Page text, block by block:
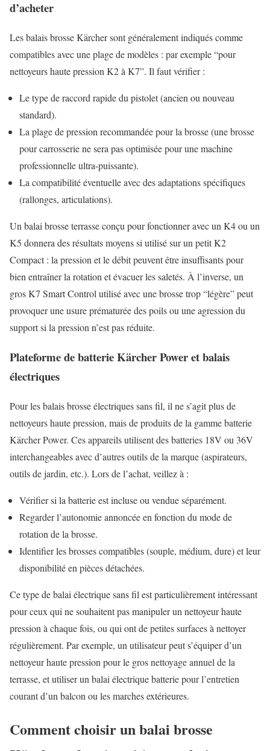
d’acheter
Les balais brosse Kärcher sont généralement indiqués comme
compatibles avec une plage de modèles : par exemple “pour
nettoyeurs haute pression K2 à K7”. Il faut vérifier :
Le type de raccord rapide du pistolet (ancien ou nouveau
standard).
La plage de pression recommandée pour la brosse (une brosse
pour carrosserie ne sera pas optimisée pour une machine
professionnelle ultra-puissante).
La compatibilité éventuelle avec des adaptations spécifiques
(rallonges, articulations).
Un balai brosse terrasse conçu pour fonctionner avec un K4 ou un
K5 donnera des résultats moyens si utilisé sur un petit K2
Compact : la pression et le débit peuvent être insuffisants pour
bien entraîner la rotation et évacuer les saletés. À l’inverse, un
gros K7 Smart Control utilisé avec une brosse trop “légère” peut
provoquer une usure prématurée des poils ou une agression du
support si la pression n’est pas réduite.
Plateforme de batterie Kärcher Power et balais
électriques
Pour les balais brosse électriques sans fil, il ne s’agit plus de
nettoyeurs haute pression, mais de produits de la gamme batterie
Kärcher Power. Ces appareils utilisent des batteries 18V ou 36V
interchangeables avec d’autres outils de la marque (aspirateurs,
outils de jardin, etc.). Lors de l’achat, veillez à :
Vérifier si la batterie est incluse ou vendue séparément.
Regarder l’autonomie annoncée en fonction du mode de
rotation de la brosse.
Identifier les brosses compatibles (souple, médium, dure) et leur
disponibilité en pièces détachées.
Ce type de balai électrique sans fil est particulièrement intéressant
pour ceux qui ne souhaitent pas manipuler un nettoyeur haute
pression à chaque fois, ou qui ont de petites surfaces à nettoyer
régulièrement. Par exemple, un utilisateur peut s’équiper d’un
nettoyeur haute pression pour le gros nettoyage annuel de la
terrasse, et utiliser un balai électrique batterie pour l’entretien
courant d’un balcon ou les marches extérieures.
Comment choisir un balai brosse